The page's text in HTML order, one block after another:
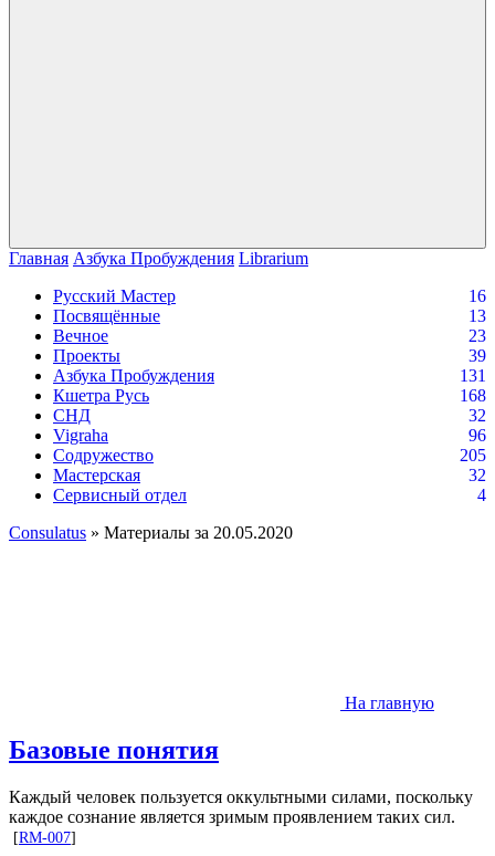
Главная Азбука Пробуждения Librarium
Русский Мастер
16
Посвящённые
13
Вечное
23
Проекты
39
Азбука Пробуждения
131
Кшетра Русь
168
СНД
32
Vigraha
96
Содружество
205
Мастерская
32
Сервисный отдел
4
Consulatus » Материалы за 20.05.2020
На главную
Базовые понятия
Каждый человек пользуется оккультными силами, поскольку
каждое сознание является зримым проявлением таких сил.
[RM-007]